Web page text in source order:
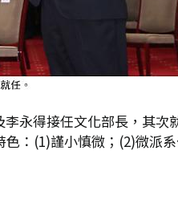
永得接任文化部長，其次
：(1)謹小慎微；(2)微派